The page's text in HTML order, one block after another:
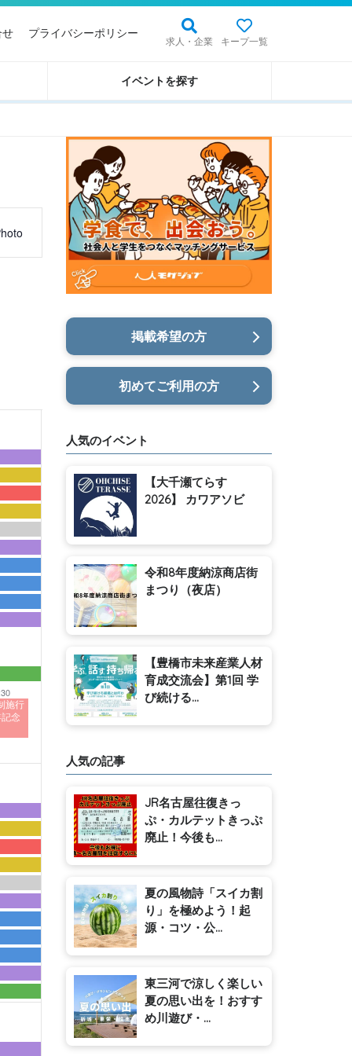
求人・企業 キープ一覧
せ プライバシーポリシー
イベントを探す
施行
念
掲載希望の方
初めてご利用の方
人気のイベント
【大千瀬てらす
2026】 カワアソビ
令和8年度納涼商店街
まつり（夜店）
【豊橋市未来産業人材
育成交流会】第1回 学
び続ける...
人気の記事
JR名古屋往復きっ
ぷ・カルテットきっぷ
廃止！今後も...
夏の風物詩「スイカ割
り」を極めよう！起
源・コツ・公...
東三河で涼しく楽しい
夏の思い出を！おすす
め川遊び・...